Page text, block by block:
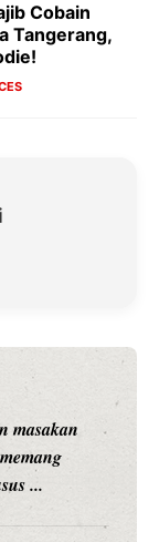
Cobain
Tangerang,
masakan
...